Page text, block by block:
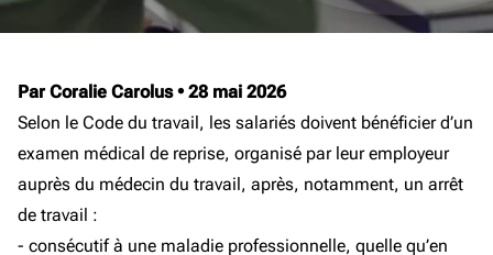
Par Coralie Carolus• 28 mai 2026
Selon le Code du travail, les salariés doivent bénéficier d’un
examen médical de reprise, organisé par leur employeur
auprès du médecin du travail, après, notamment, un arrêt
de travail :
- consécutif à une maladie professionnelle, quelle qu’en